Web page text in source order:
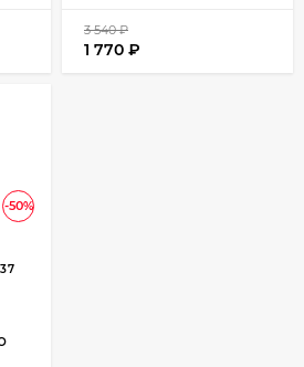
3 540₽
1 770 ₽
-50%